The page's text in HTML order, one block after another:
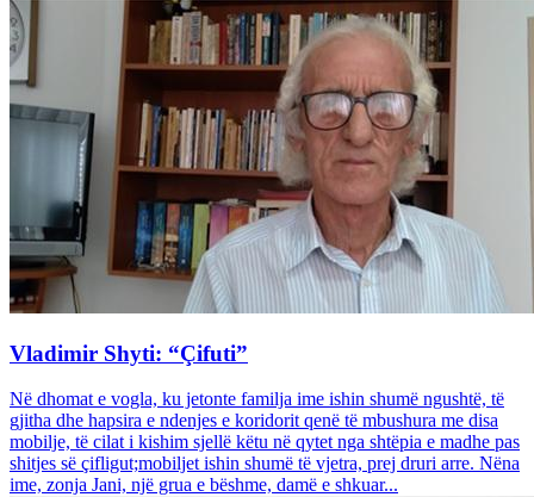
Vladimir Shyti: “Çifuti”
Në dhomat e vogla, ku jetonte familja ime ishin shumë ngushtë, të
gjitha dhe hapsira e ndenjes e koridorit qenë të mbushura me disa
mobilje, të cilat i kishim sjellë këtu në qytet nga shtëpia e madhe pas
shitjes së çifligut;mobiljet ishin shumë të vjetra, prej druri arre. Nëna
ime, zonja Jani, një grua e bëshme, damë e shkuar...